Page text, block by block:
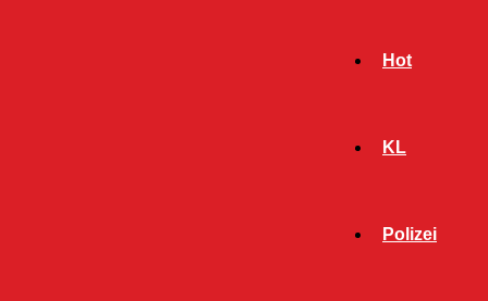
Hot
KL
Polizei